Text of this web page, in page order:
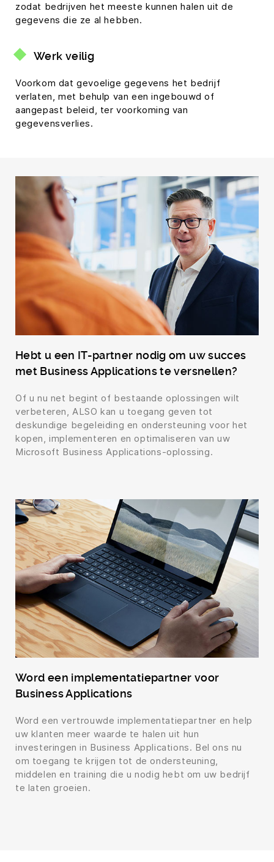
zodat bedrijven het meeste kunnen halen uit de
gegevens die ze al hebben.
Werk veilig
Voorkom dat gevoelige gegevens het bedrijf
verlaten, met behulp van een ingebouwd of
aangepast beleid, ter voorkoming van
gegevensverlies.
Hebt u een IT-partner nodig om uw succes
met Business Applications te versnellen?
Of u nu net begint of bestaande oplossingen wilt
verbeteren, ALSO kan u toegang geven tot
deskundige begeleiding en ondersteuning voor het
kopen, implementeren en optimaliseren van uw
Microsoft Business Applications-oplossing.
Word een implementatiepartner voor
Business Applications
Word een vertrouwde implementatiepartner en help
uw klanten meer waarde te halen uit hun
investeringen in Business Applications. Bel ons nu
om toegang te krijgen tot de ondersteuning,
middelen en training die u nodig hebt om uw bedrijf
te laten groeien.